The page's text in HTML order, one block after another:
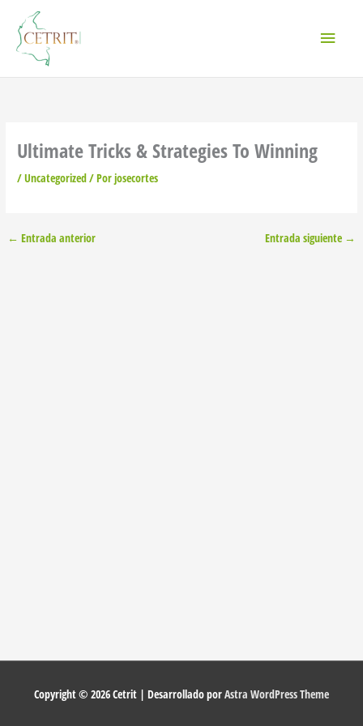
contenido
Ultimate Tricks & Strategies To Winning
/Uncategorized/ Porjosecortes
← Entrada anterior Entrada siguiente →
Copyright © 2026Cetrit | Desarrollado porAstra WordPress Theme